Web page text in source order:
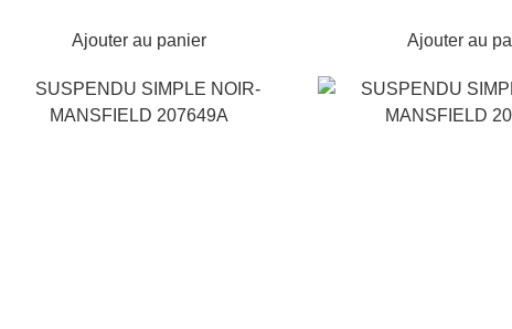
Ajouter au panier Ajouter au